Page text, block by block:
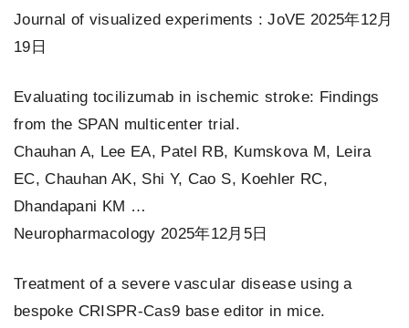
Journal of visualized experiments : JoVE 2025年12月
19日
Evaluating tocilizumab in ischemic stroke: Findings
from the SPAN multicenter trial.
Chauhan A, Lee EA, Patel RB, Kumskova M, Leira
EC, Chauhan AK, Shi Y, Cao S, Koehler RC,
Dhandapani KM …
Neuropharmacology 2025年12月5日
Treatment of a severe vascular disease using a
bespoke CRISPR-Cas9 base editor in mice.